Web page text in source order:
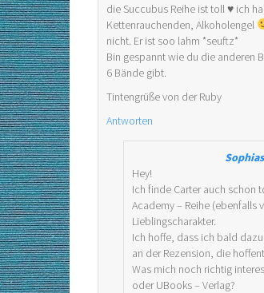
die Succubus Reihe ist toll ♥ ich
Kettenrauchenden, Alkoholengel
nicht. Er ist soo lahm *seuftz*
Bin gespannt wie du die anderen
6 Bände gibt.
Tintengrüße von der Ruby
Antworten
Hey!
Ich finde Carter auch schon
Academy – Reihe (ebenfalls
Lieblingscharakter.
Ich hoffe, dass ich bald
an der Rezension, die
Was mich noch richtig
oder UBooks – Verlag?